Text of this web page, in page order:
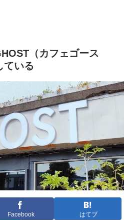
（カフェゴース
ている
Facebook はてブ